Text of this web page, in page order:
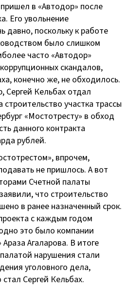
в «Автодор» после
Его увольнение
давно, поскольку к работе
было слишком
часто «Автодор»
скандалов,
конечно же, не обходилось.
Сергей Кельбах отдал
участка трассы
«Мостотресту» в обход
данного контракта
рублей.
впрочем,
не пришлось. А вот
Счетной палаты
что строительство
в ранее назначенный срок.
с каждым годом
это было компании
Агаларова. В итоге
нарушения стали
уголовного дела,
Сергей Кельбах.